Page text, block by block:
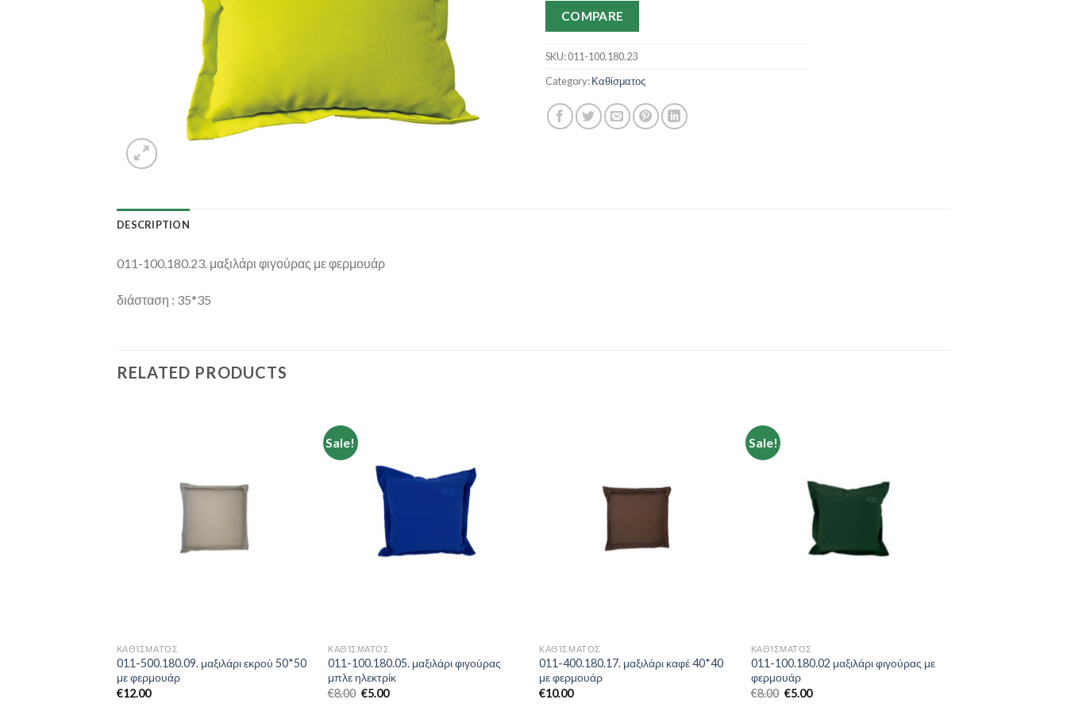
COMPARE
SKU:011-100.180.23
Category:Καθίσματος
DESCRIPTION
011-100.180.23. μαξιλάρι φιγούρας με φερμουάρ
διάσταση : 35*35
RELATED PRODUCTS
ΚΑΘΊΣΜΑΤΟΣ
011-500.180.09. μαξιλάρι εκρού 50*50
με φερμουάρ
€12.00
Sale!
ΚΑΘΊΣΜΑΤΟΣ
011-100.180.05. μαξιλάρι φιγούρας
μπλε ηλεκτρίκ
€8.00 €5.00
ΚΑΘΊΣΜΑΤΟΣ
011-400.180.17. μαξιλάρι καφέ 40*40
με φερμουάρ
€10.00
Sale!
ΚΑΘΊΣΜΑΤΟΣ
011-100.180.02 μαξιλάρι φιγούρας με
φερμουάρ
€8.00 €5.00